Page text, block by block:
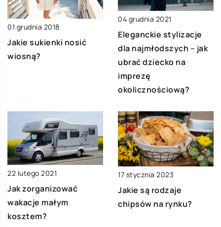
01 grudnia 2018
Jakie sukienki nosić
wiosną?
04 grudnia 2021
Eleganckie stylizacje
dla najmłodszych – jak
ubrać dziecko na
imprezę
okolicznościową?
22 lutego 2021
Jak zorganizować
wakacje małym
kosztem?
17 stycznia 2023
Jakie są rodzaje
chipsów na rynku?